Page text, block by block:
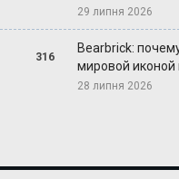
29 липня 2026
316
Bearbrick:
мировой иконой
28 липня 2026